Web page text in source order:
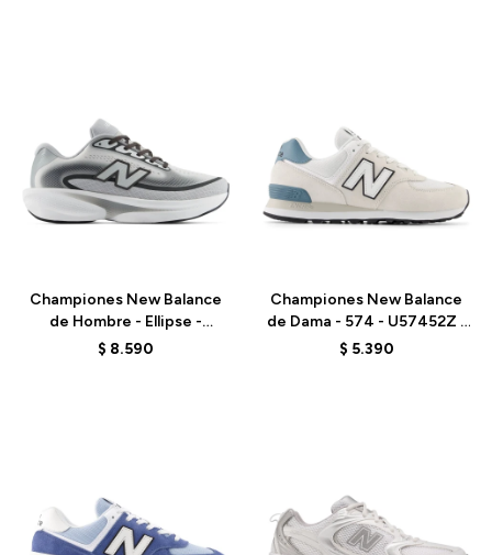
Championes New Balance
de Hombre - Ellipse -
MELPS79X - GREY
$ 8.590
Championes New Balance
de Dama - 574 - U57452Z -
GREY
$ 5.390